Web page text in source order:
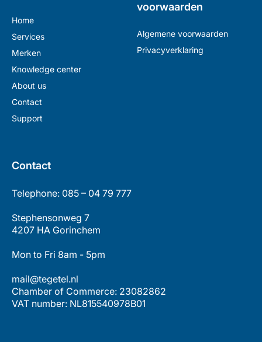
Home
Services
Merken
Knowledge center
About us
Contact
Support
voorwaarden
Algemene voorwaarden
Privacyverklaring
Contact
Telephone: 085 – 04 79 777
Stephensonweg 7
4207 HA Gorinchem
Mon to Fri 8am - 5pm
mail@tegetel.nl
Chamber of Commerce: 23082862
VAT number: NL815540978B01